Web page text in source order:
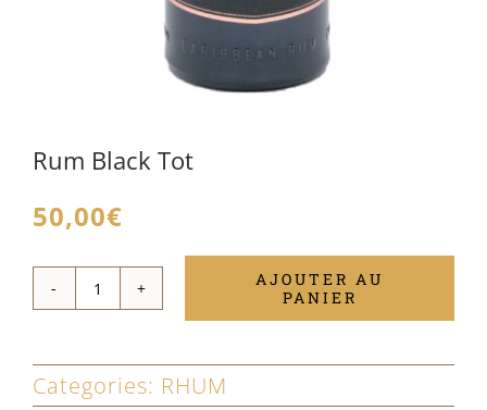
Rum Black Tot
50,00€
quantité
Rum
AJOUTER AU
PANIER
Categories: RHUM